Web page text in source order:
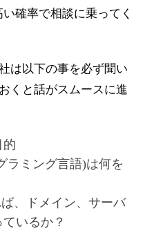
確率で相談に乗ってく
は以下の事を必ず聞い
くと話がスムースに進
的
ラミング言語)は何を
、ドメイン、サーバ
いるか？